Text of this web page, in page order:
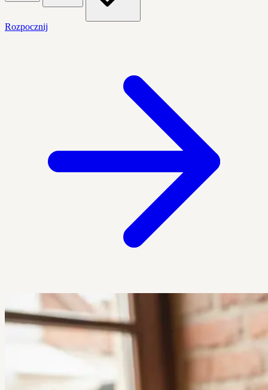
Rozpocznij